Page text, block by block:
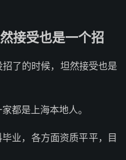
接受也是一个招
招了的时候，坦然接受也是
都是上海本地人。
业，各方面资质平平，目